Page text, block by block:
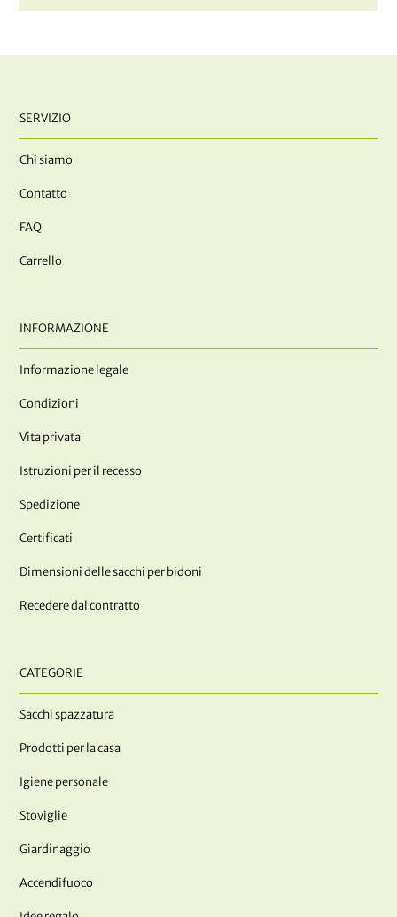
SERVIZIO
Chi siamo
Contatto
FAQ
Carrello
INFORMAZIONE
Informazione legale
Condizioni
Vita privata
Istruzioni per il recesso
Spedizione
Certificati
Dimensioni delle sacchi per bidoni
Recedere dal contratto
CATEGORIE
Sacchi spazzatura
Prodotti per la casa
Igiene personale
Stoviglie
Giardinaggio
Accendifuoco